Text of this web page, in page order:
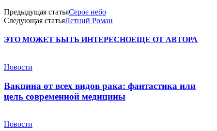
Предыдущая статьяСерое небо
Следующая статьяЛетний Роман
ЭТО МОЖЕТ БЫТЬ ИНТЕРЕСНОЕЩЕ ОТ АВТОРА
Новости
Вакцина от всех видов рака: фантастика или
цель современной медицины
Новости